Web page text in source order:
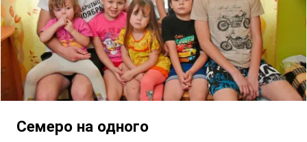
Семеро на одного